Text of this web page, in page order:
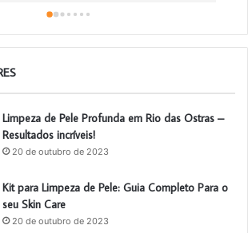
Limpeza de Pele Profunda em Rio das Ostras –
Resultados incríveis!
20 de outubro de 2023
Kit para Limpeza de Pele: Guia Completo Para o
seu Skin Care
20 de outubro de 2023